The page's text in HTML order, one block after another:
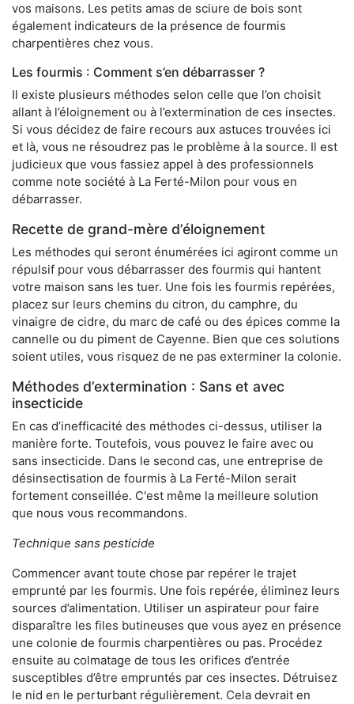
vos maisons. Les petits amas de sciure de bois sont
également indicateurs de la présence de fourmis
charpentières chez vous.
Les fourmis : Comment s’en débarrasser ?
Il existe plusieurs méthodes selon celle que l’on choisit
allant à l’éloignement ou à l’extermination de ces insectes.
Si vous décidez de faire recours aux astuces trouvées ici
et là, vous ne résoudrez pas le problème à la source. Il est
judicieux que vous fassiez appel à des professionnels
comme note société à La Ferté-Milon pour vous en
débarrasser.
Recette de grand-mère d’éloignement
Les méthodes qui seront énumérées ici agiront comme un
répulsif pour vous débarrasser des fourmis qui hantent
votre maison sans les tuer. Une fois les fourmis repérées,
placez sur leurs chemins du citron, du camphre, du
vinaigre de cidre, du marc de café ou des épices comme la
cannelle ou du piment de Cayenne. Bien que ces solutions
soient utiles, vous risquez de ne pas exterminer la colonie.
Méthodes d’extermination : Sans et avec
insecticide
En cas d’inefficacité des méthodes ci-dessus, utiliser la
manière forte. Toutefois, vous pouvez le faire avec ou
sans insecticide. Dans le second cas, une entreprise de
désinsectisation de fourmis à La Ferté-Milon serait
fortement conseillée. C'est même la meilleure solution
que nous vous recommandons.
Technique sans pesticide
Commencer avant toute chose par repérer le trajet
emprunté par les fourmis. Une fois repérée, éliminez leurs
sources d’alimentation. Utiliser un aspirateur pour faire
disparaître les files butineuses que vous ayez en présence
une colonie de fourmis charpentières ou pas. Procédez
ensuite au colmatage de tous les orifices d’entrée
susceptibles d’être empruntés par ces insectes. Détruisez
le nid en le perturbant régulièrement. Cela devrait en